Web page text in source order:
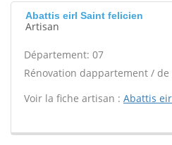
Abattis eirl Saint felicien
Artisan
Département: 07
Rénovation dappartement /
Voir la fiche artisan : Abattis